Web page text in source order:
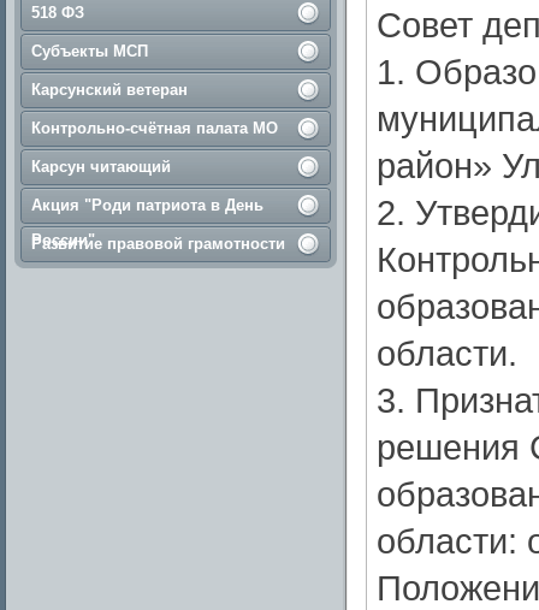
518 ФЗ
Субъекты МСП
Карсунский ветеран
Контрольно-счётная палата МО
Карсун читающий
Акция "Роди патриота в День
России"
Развитие правовой грамотности
Совет
1.
район»
2.
области.
3.
решения
области: